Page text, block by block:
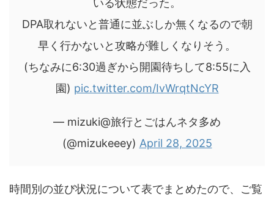
いる状態だった。
DPA取れないと普通に並ぶしか無くなるので朝
早く行かないと攻略が難しくなりそう。
(ちなみに6:30過ぎから開園待ちして8:55に入
園) pic.twitter.com/IvWrqtNcYR
— mizuki@旅行とごはんネタ多め
(@mizukeeey) April 28, 2025
時間別の並び状況について表でまとめたので、ご覧